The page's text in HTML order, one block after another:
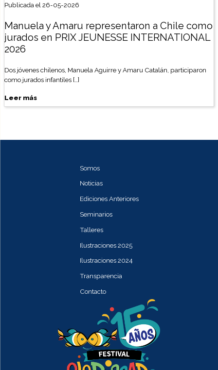
Publicada el 26-05-2026
Manuela y Amaru representaron a Chile como
jurados en PRIX JEUNESSE INTERNATIONAL
2026
Dos jóvenes chilenos, Manuela Aguirre y Amaru Catalán, participaron
como jurados infantiles […]
Leer más
Somos
Noticias
Ediciones Anteriores
Seminarios
Talleres
Ilustraciones 2025
Ilustraciones 2024
Transparencia
Contacto